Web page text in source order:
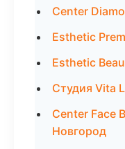
Center
Esthetic
Esthetic
Студия Vita
Center Face
Новгород